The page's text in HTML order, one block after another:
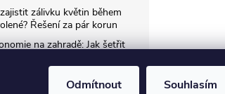
Odmítnout Souhlasím
zálivku květin během
Řešení za pár korun
na zahradě: Jak šetřit